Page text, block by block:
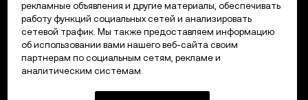
рекламные объявления и другие материалы, обеспечивать
работу функций социальных сетей и анализировать
сетевой трафик. Мы также предоставляем информацию
об использовании вами нашего веб-сайта своим
партнерам по социальным сетям, рекламе и
аналитическим системам.